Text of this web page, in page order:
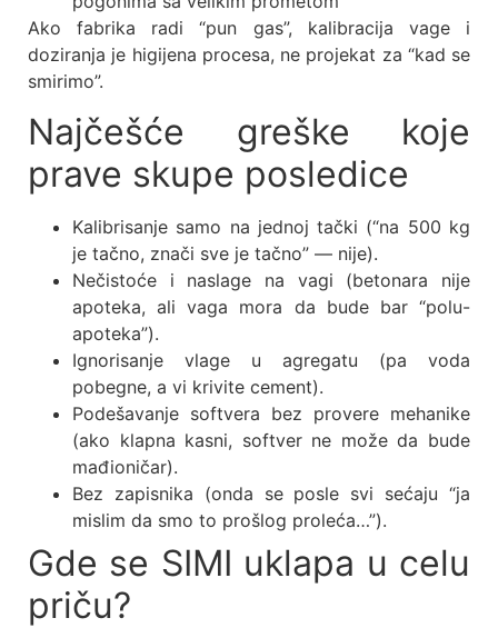
Ako fabrika radi “pun gas”, kalibracija vage i
doziranja je higijena procesa, ne projekat za “kad se
smirimo”.
Najčešće greške koje
prave skupe posledice
Kalibrisanje samo na jednoj tački (“na 500 kg
je tačno, znači sve je tačno” — nije).
Nečistoće i naslage na vagi (betonara nije
apoteka, ali vaga mora da bude bar “polu-
apoteka”).
Ignorisanje vlage u agregatu (pa voda
pobegne, a vi krivite cement).
Podešavanje softvera bez provere mehanike
(ako klapna kasni, softver ne može da bude
mađioničar).
Bez zapisnika (onda se posle svi sećaju “ja
mislim da smo to prošlog proleća…”).
Gde se SIMI uklapa u celu
priču?